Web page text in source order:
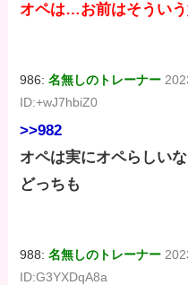
オペは…お前はそうい
986:名無しのトレーナー
ID:+wJ7hbiZ0
>>982
オペは実にオペらしいな
どっちも
988:名無しのトレーナー
ID:G3YXDqA8a